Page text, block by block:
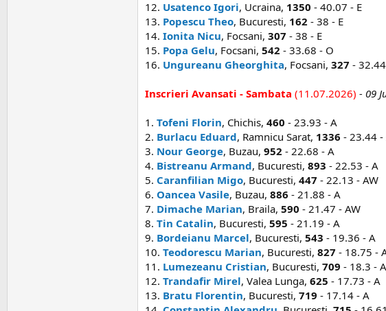
12. Usatenco Igori, Ucraina, 1350 - 40.07 - E
13. Popescu Theo, Bucuresti, 162 - 38 - E
14. Ionita Nicu, Focsani, 307 - 38 - E
15. Popa Gelu, Focsani, 542 - 33.68 - O
16. Ungureanu Gheorghita, Focsani, 327 -
Inscrieri Avansati - Sambata (11.07.2026) - 09
1. Tofeni Florin, Chichis, 460 - 23.93 - A
2. Burlacu Eduard, Ramnicu Sarat, 1336 - 23.44 -
3. Nour George, Buzau, 952 - 22.68 - A
4. Bistreanu Armand, Bucuresti, 893 - 22.53 - A
5. Caranfilian Migo, Bucuresti, 447 - 22.13 - AW
6. Oancea Vasile, Buzau, 886 - 21.88 - A
7. Dimache Marian, Braila, 590 - 21.47 - AW
8. Tin Catalin, Bucuresti, 595 - 21.19 - A
9. Bordeianu Marcel, Bucuresti, 543 - 19.36 - A
10. Teodorescu Marian, Bucuresti, 827 - 18.75 -
11. Lumezeanu Cristian, Bucuresti, 709 - 18.3 - A
12. Trandafir Mirel, Valea Lunga, 625 - 17.73 - A
13. Bratu Florentin, Bucuresti, 719 - 17.14 - A